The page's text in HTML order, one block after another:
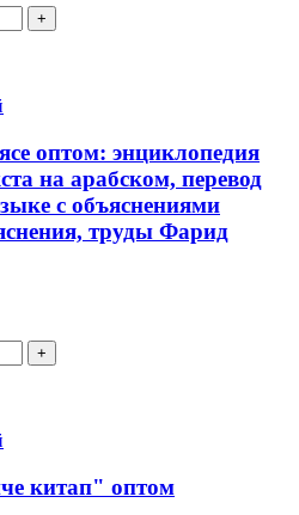
оптом: энциклопедия
на арабском, перевод
с объяснениями
труды Фарид
китап" оптом